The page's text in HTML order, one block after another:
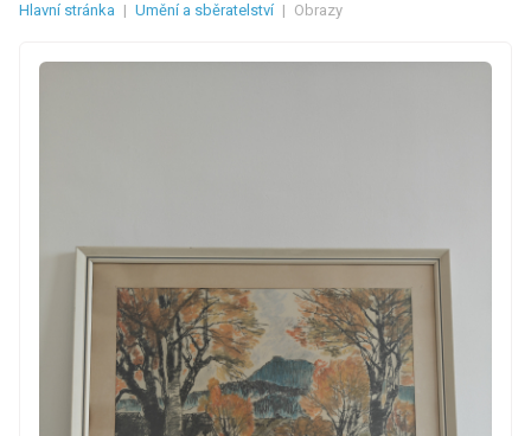
Hlavní stránka | Umění a sběratelství | Obrazy